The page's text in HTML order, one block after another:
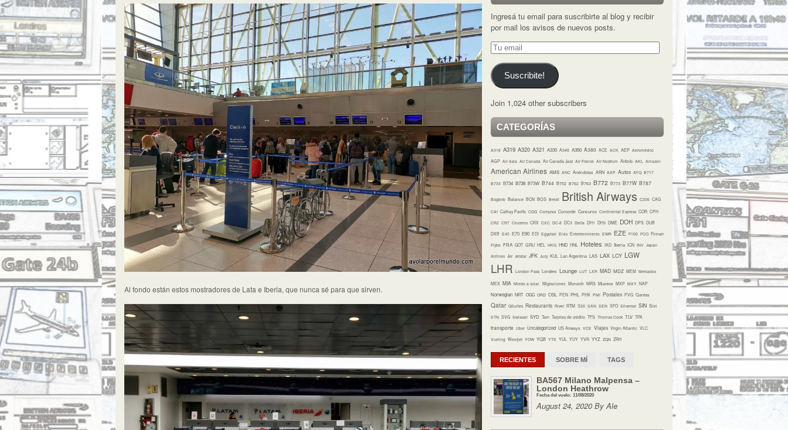
Al fondo están estos mostradores de Lata e Iberia, que nunca sé para que sirven.
Ingresá tu email para suscribirte al blog y recibir
por mail los avisos de nuevos posts.
Tu
email
Suscribite!
Join 1,024 other subscribers
CATEGORÍAS
A318 A319 A320 A321 A330 A340 A350 A380 ACE ACK AEP Aeroméxico
AGP Air Asia Air Canada Air Canada Jazz Air France Air Nostrum Airbnb AKL Amazon
American Airlines AMS ANC Anécdotas ARN ASP Autos AYQ B717
B733 B734 B738 B73W B744 B752 B762 B763 B772 B773 B77W B787
Bagbnb Balance BCN BOS Brexit British Airways C206 CAG
CAI Cathay Pacific CDG Compras Concorde Concurso Continental Express COR CPH
CR2 CR7 Cruceros CRX CXC DC-8 DC3 Delta DH1 DH3 DME DOH DPS DUB
DXB E45 E70 E90 EDI Egyptair Elvis Entretenimiento EWR EZE F100 FCO Finnair
Flybe FRA GOT GRU HEL HKG HND HNL Hoteles IAD Iberia ICN INV Japan
Airlines Jer Jetstar JFK Jucy KUL Lan Argentina LAS LAX LCY LGW
LHR London Pass Londres Lounge LUT LXR MAD MDZ MEM Mercados
MEX MIA Miedo a volar. Migraciones Monarch MRS Museos MXP MXY NAP
Norwegian NRT OGG ORD OSL PEN PHL PHX PMI Postales PVG Qantas
Qatar QSuites Restaurants River RTM S20 SAN SEN SFO Silvercar SIN Sixt
STN SVG Swissair SYD Tam Tarjetas de crédito TFS Thomas Cook TLV TPA
transporte Uber Uncategorized US Airways VCE Viajes Virgin Atlantic VLC
Vueling Westjet YOW YQB YTS YUL YUY YVR YYZ ZQN ZRH
RECIENTES SOBRE MÍ TAGS
BA567 Milano Malpensa –
London Heathrow
Fecha del vuelo: 11/08/2020
August 24, 2020 By Ale